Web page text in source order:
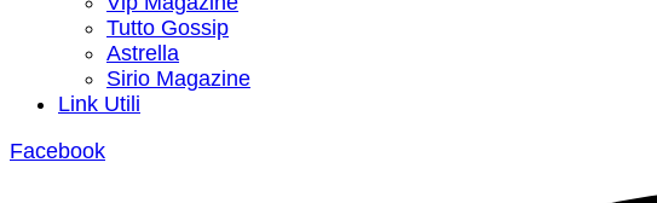
Tutto Gossip
Astrella
Sirio Magazine
Link Utili
Facebook